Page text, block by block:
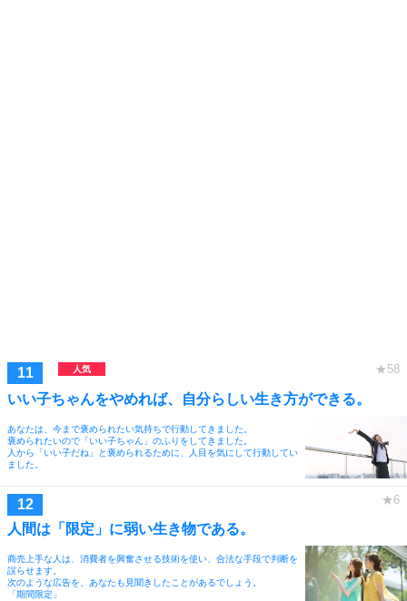
いい子ちゃんをやめれば、自分らしい生き方ができる。
あなたは、今まで褒められたい気持ちで行動してきました。
褒められたいので「いい子ちゃん」のふりをしてきました。
人から「いい子だね」と褒められるために、人目を気にして行動してい
ました。
人間は「限定」に弱い生き物である。
商売上手な人は、消費者を興奮させる技術を使い、合法な手段で判断を
誤らせます。
次のような広告を、あなたも見聞きしたことがあるでしょう。
「期間限定」